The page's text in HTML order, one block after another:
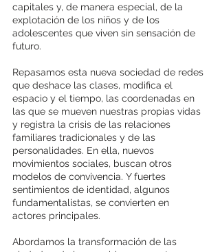
capitales y, de manera especial, de la
explotación de los niños y de los
adolescentes que viven sin sensación de
futuro.
Repasamos esta nueva sociedad de redes
que deshace las clases, modifica el
espacio y el tiempo, las coordenadas en
las que se mueven nuestras propias vidas
y registra la crisis de las relaciones
familiares tradicionales y de las
personalidades. En ella, nuevos
movimientos sociales, buscan otros
modelos de convivencia. Y fuertes
sentimientos de identidad, algunos
fundamentalistas, se convierten en
actores principales.
Abordamos la transformación de las